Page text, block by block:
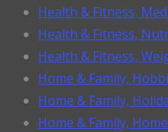
Health & Fitness,
Health & Fitness,
Health & Fitness,
Home & Family,
Home & Family,
Home & Family,